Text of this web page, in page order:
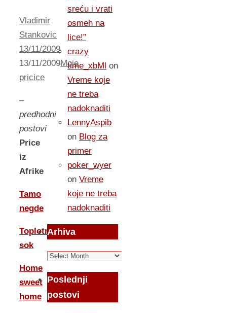
Vladimir
Stankovic
13/11/2009
13/11/2009Moje
pricice
–
predhodni
postovi
Price
iz
Afrike
Tamo
negde
Toplotni
sok
Home
sweet
home
sreću i vrati
osmeh na
lice!”
crazy
time_xbMl on
Vreme koje
ne treba
nadoknaditi
LennyAspib
on Blog za
primer
poker_wyer
on Vreme
koje ne treba
nadoknaditi
Arhiva
Arhiva
Poslednji
postovi